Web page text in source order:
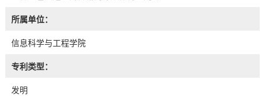
所属单位：
信息科学与工程学院
专利类型：
发明